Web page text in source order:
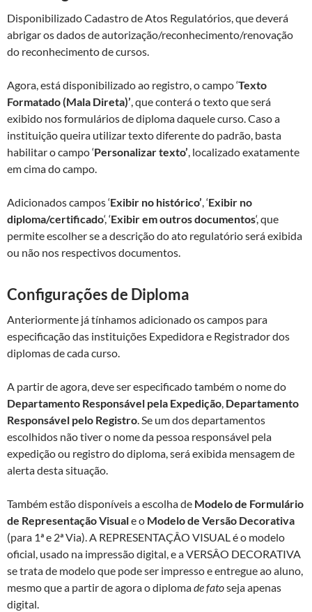
Disponibilizado Cadastro de Atos Regulatórios, que deverá
abrigar os dados de autorização/reconhecimento/renovação
do reconhecimento de cursos.
Agora, está disponibilizado ao registro, o campo ‘Texto
Formatado (Mala Direta)’, que conterá o texto que será
exibido nos formulários de diploma daquele curso. Caso a
instituição queira utilizar texto diferente do padrão, basta
habilitar o campo ‘Personalizar texto’, localizado exatamente
em cima do campo.
Adicionados campos ‘Exibir no histórico’, ‘Exibir no
diploma/certificado‘, ‘Exibir em outros documentos‘, que
permite escolher se a descrição do ato regulatório será exibida
ou não nos respectivos documentos.
Configurações de Diploma
Anteriormente já tínhamos adicionado os campos para
especificação das instituições Expedidora e Registrador dos
diplomas de cada curso.
A partir de agora, deve ser especificado também o nome do
Departamento Responsável pela Expedição, Departamento
Responsável pelo Registro. Se um dos departamentos
escolhidos não tiver o nome da pessoa responsável pela
expedição ou registro do diploma, será exibida mensagem de
alerta desta situação.
Também estão disponíveis a escolha de Modelo de Formulário
de Representação Visuale o Modelo de Versão Decorativa
(para 1ª e 2ª Via). A REPRESENTAÇÂO VISUAL é o modelo
oficial, usado na impressão digital, e a VERSÂO DECORATIVA
se trata de modelo que pode ser impresso e entregue ao aluno,
mesmo que a partir de agora o diplomade fatoseja apenas
digital.